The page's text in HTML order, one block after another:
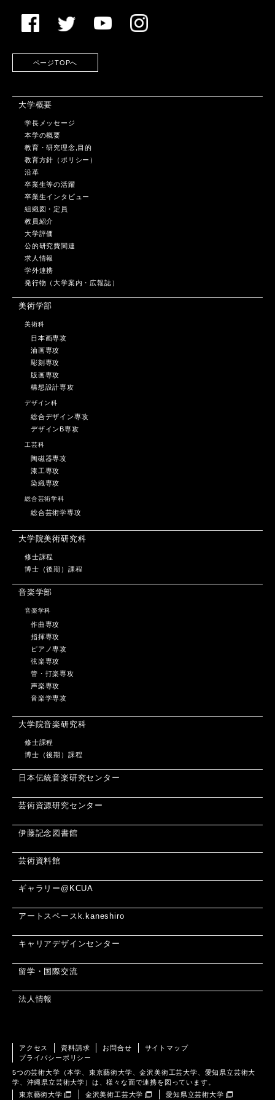
ページTOPへ
大学概要
学長メッセージ
本学の概要
教育・研究理念,目的
教育方針（ポリシー）
沿革
卒業生等の活躍
卒業生インタビュー
組織図・定員
教員紹介
大学評価
公的研究費関連
求人情報
学外連携
発行物（大学案内・広報誌）
美術学部
美術科
日本画専攻
油画専攻
彫刻専攻
版画専攻
構想設計専攻
デザイン科
総合デザイン専攻
デザインB専攻
工芸科
陶磁器専攻
漆工専攻
染織専攻
総合芸術学科
総合芸術学専攻
大学院美術研究科
修士課程
博士（後期）課程
音楽学部
音楽学科
作曲専攻
指揮専攻
ピアノ専攻
弦楽専攻
管・打楽専攻
声楽専攻
音楽学専攻
大学院音楽研究科
修士課程
博士（後期）課程
日本伝統音楽研究センター
芸術資源研究センター
伊藤記念図書館
芸術資料館
ギャラリー@KCUA
アートスペースk.kaneshiro
キャリアデザインセンター
留学・国際交流
法人情報
アクセス 資料請求 お問合せ
サイトマップ
プライバシーポリシー
5つの芸術大学（本学、東京藝術大学、金沢美術工芸大学、愛知県立芸術大
学、沖縄県立芸術大学）は、様々な面で連携を図っています。
東京藝術大学
金沢美術工芸大学 愛知県立芸術大学